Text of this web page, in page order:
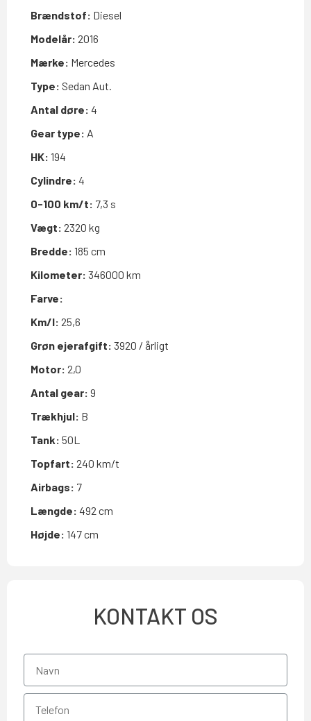
Brændstof: Diesel
Modelår: 2016
Mærke: Mercedes
Type: Sedan Aut.
Antal døre: 4
Gear type: A
HK: 194
Cylindre: 4
0-100 km/t: 7,3 s
Vægt: 2320 kg
Bredde: 185 cm
Kilometer: 346000 km
Farve:
Km/l: 25,6
Grøn ejerafgift: 3920 / årligt
Motor: 2,0
Antal gear: 9
Trækhjul: B
Tank: 50L
Topfart: 240 km/t
Airbags: 7
Længde: 492 cm
Højde: 147 cm
KONTAKT OS